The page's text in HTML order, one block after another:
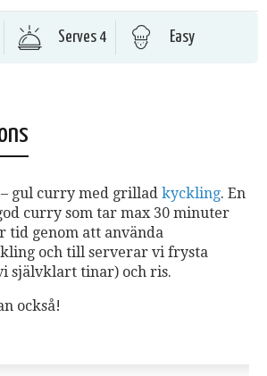
Serves 4 Easy
gul curry med grillad kyckling. En
curry som tar max 30 minuter
tid genom att använda
och till serverar vi frysta
självklart tinar) och ris.
också!